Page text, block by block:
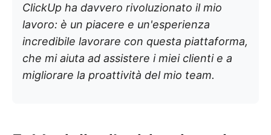
ClickUp ha davvero rivoluzionato il mio
lavoro: è un piacere e un'esperienza
incredibile lavorare con questa piattaforma,
che mi aiuta ad assistere i miei clienti e a
migliorare la proattività del mio team.